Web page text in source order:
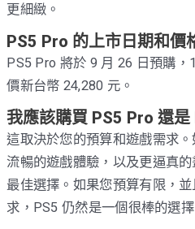
更細緻。
PS5 Pro 的上市日期和價
PS5 Pro 將於 9 月 26 日預購
價新台幣 24,280 元。
我應該購買 PS5 Pro 還是
這取決於您的預算和遊戲需求
流暢的遊戲體驗，以及更逼真
最佳選擇。如果您預算有限，
求，PS5 仍然是一個很棒的選擇